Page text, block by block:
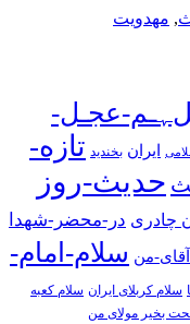
, مهدویت
عجـل-
ایران بخندید تازه-
حدیث-روز
چادری در-محضر-شهدا
من سلام-امام-
سلام کربلای ایران سلام کعبه
بخیر مولای من